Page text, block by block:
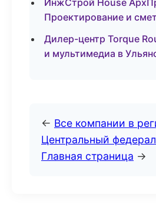
ИнжСтрой House
Проектирование и
Дилер-центр Torque
и мультимедиа в
← Все компании в
Центральный
Главная страница →